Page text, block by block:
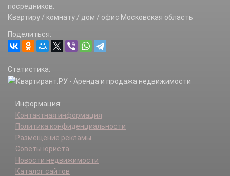
посредников.
Квартиру / комнату / дом / офис Московская область
Поделиться:
Статистика:
Информация:
Контактная информация
Политика конфиденциальности
Размещение рекламы
Советы юриста
Новости недвижимости
Каталог сайтов